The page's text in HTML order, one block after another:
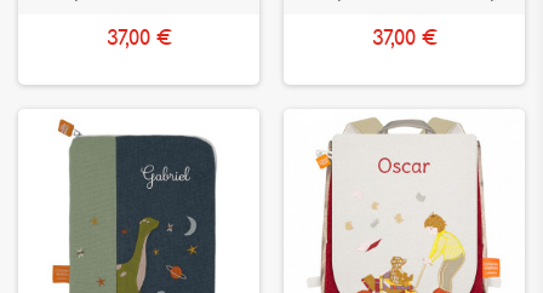
37,00 € 37,00 €